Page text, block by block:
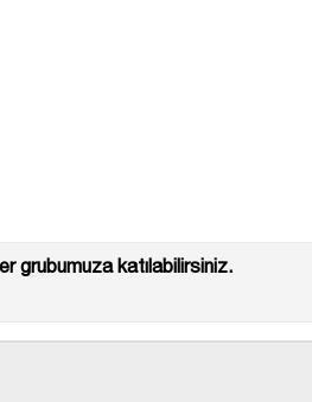
grubumuza katılabilirsiniz.